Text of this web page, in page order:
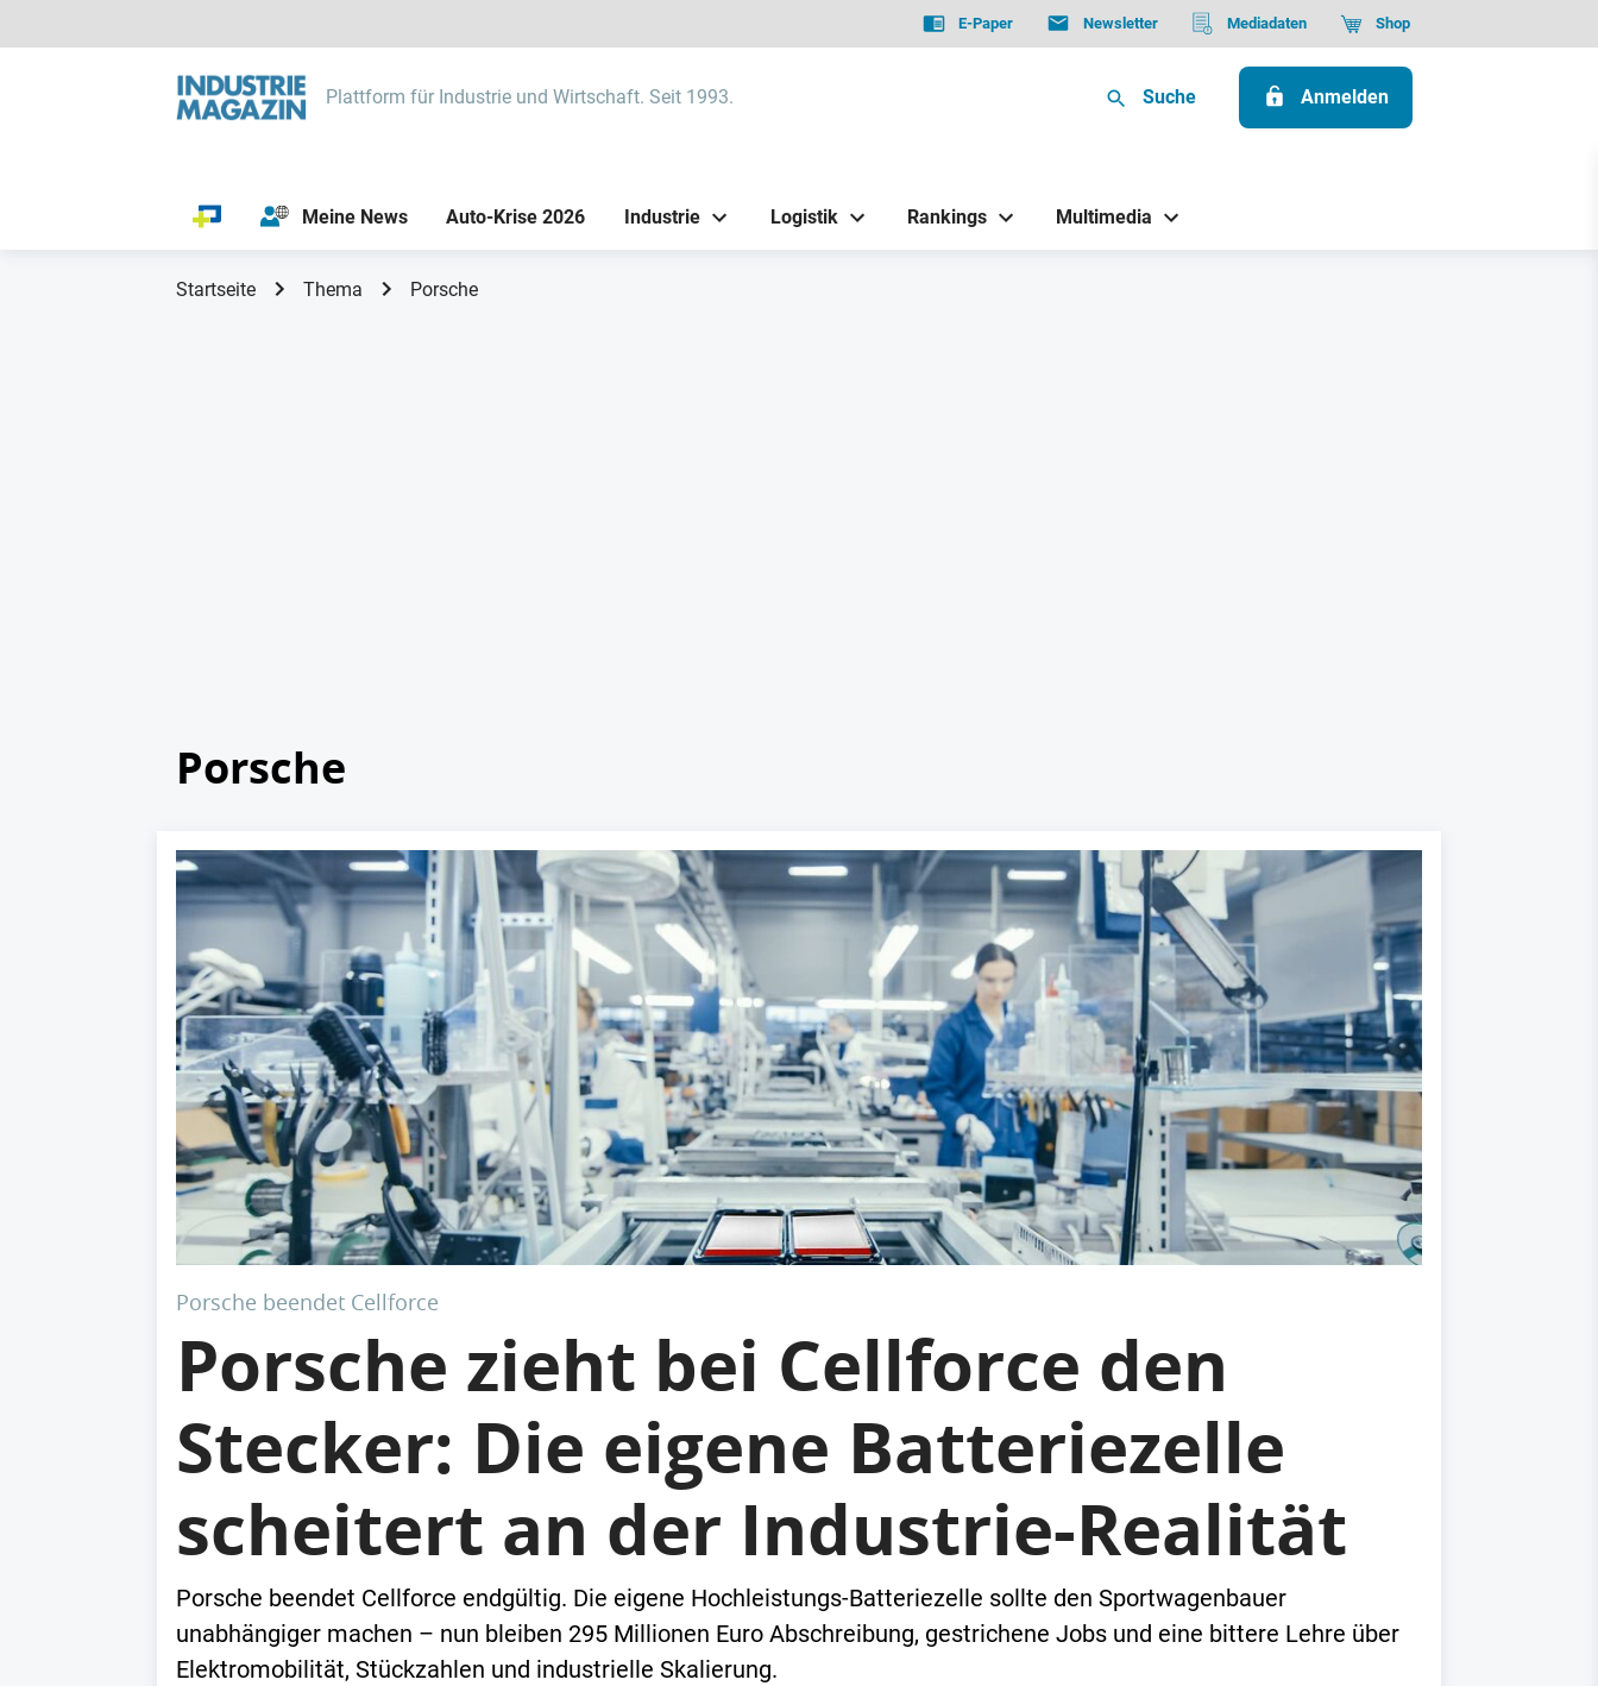
E-Paper Newsletter Mediadaten Shop
Plattform für Industrie und Wirtschaft. Seit 1993. Suche Anmelden
Meine News Auto-Krise 2026 Industrie Logistik Rankings Multimedia
Startseite Thema Porsche
Porsche
Porsche beendet Cellforce
Porsche zieht bei Cellforce den
Stecker: Die eigene Batteriezelle
scheitert an der Industrie-Realität
Porsche beendet Cellforce endgültig. Die eigene Hochleistungs-Batteriezelle sollte den Sportwagenbauer
unabhängiger machen – nun bleiben 295 Millionen Euro Abschreibung, gestrichene Jobs und eine bittere Lehre über
Elektromobilität, Stückzahlen und industrielle Skalierung.